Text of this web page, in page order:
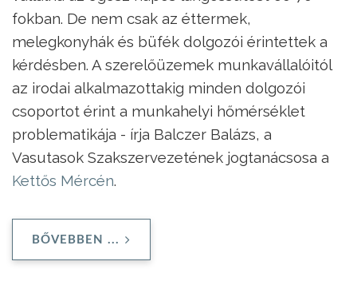
fokban. De nem csak az éttermek,
melegkonyhák és büfék dolgozói érintettek a
kérdésben. A szerelőüzemek munkavállalóitól
az irodai alkalmazottakig minden dolgozói
csoportot érint a munkahelyi hőmérséklet
problematikája - írja Balczer Balázs, a
Vasutasok Szakszervezetének jogtanácsosa a
Kettős Mércén.
BŐVEBBEN ...